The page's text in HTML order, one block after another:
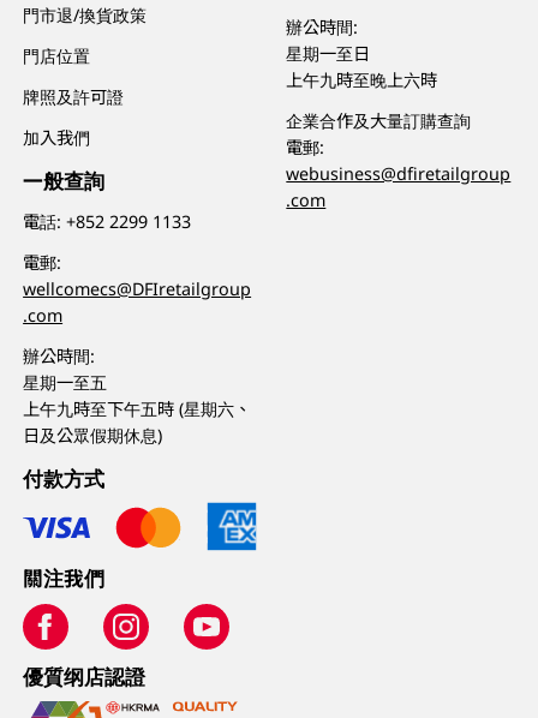
門市退/換貨政策
門店位置
牌照及許可證
加入我們
一般查詢
電話:+852 2299 1133
電郵:
wellcomecs@DFIretailgroup
.com
辦公時間:
星期一至五
上午九時至下午五時 (星期六、
日及公眾假期休息)
辦公時間:
星期一至日
上午九時至晚上六時
企業合作及大量訂購查詢
電郵:
webusiness@dfiretailgroup
.com
付款方式
關注我們
優質纲店認證